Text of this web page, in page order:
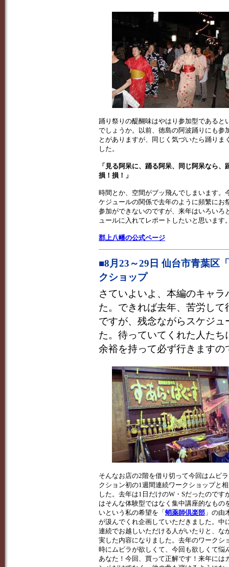
踊り祭りの醍醐味はやはり参加型であると
でしょうか。以前、徳島の阿波踊りにも参
とがありますが、同じく気づいたら踊りま
した。
「見る阿呆に、踊る阿呆、同じ阿呆なら、
損！損！」
時間とか、空間がブッ飛んでしまいます。
ケジュールの関係で去年のように頻繁にお
参加ができないのですが、来年はいろいろ
ュールに入れてレポートしたいと思います
郡上八幡の公式ページ
■8月23～29日 仙台市青葉区
クショップ
さていよいよ、本編のキャ
た。できれば去年、苦労し
ですが、残念ながらスケジ
た。待っていてくれた人た
余裕を持って必ず行きます
そんなお店の2階を借り切って今回はムビ
クション初の1週間連続ワークショップと
した。去年は1日だけのW・Sだったのです
はそんな体験型ではなく集中講座的なもの
いという私の希望を「 蛸薬師倶楽部 」の由
が汲んでくれ企画していただきました。中
連続でお越しいただける人がいたりと、な
実した内容になりました。去年のワークシ
時にムビラが欲しくて、今回も欲しくて悩
あなた！今回、買って正解です！来年には